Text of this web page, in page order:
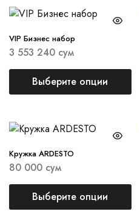
VIP Бизнес набор
3 553 240 сум
Выберите опции
Кружка ARDESTO
80 000 сум
Выберите опции